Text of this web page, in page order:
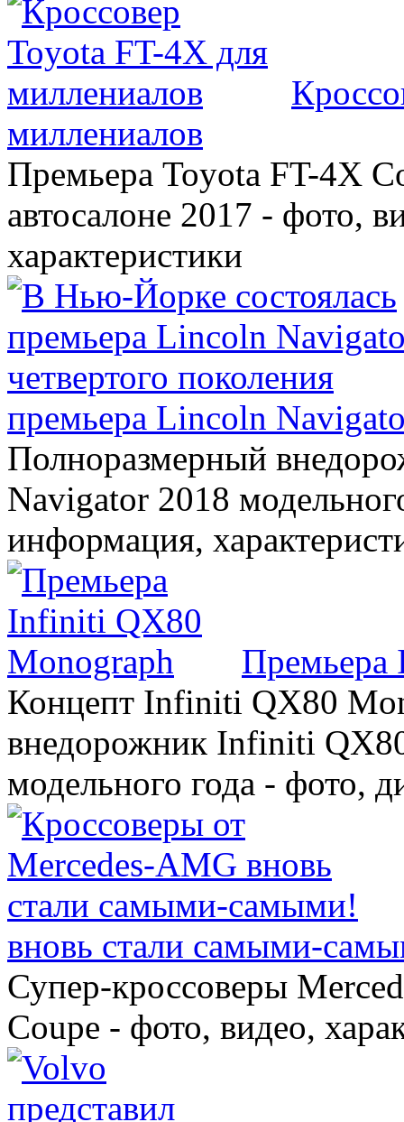
миллениалов
Премьера Toyota FT-4X
автосалоне 2017 - фото,
характеристики
премьера Lincoln
Полноразмерный
Navigator 2018
информация,
Премьера
Концепт Infiniti QX80
внедорожник Infiniti
модельного года - фото,
вновь стали самыми-
Супер-кроссоверы
Coupe - фото, видео,